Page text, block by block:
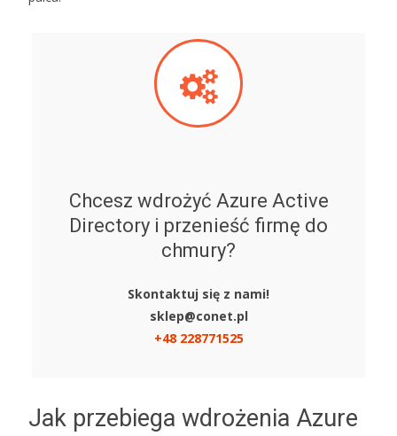
Chcesz wdrożyć Azure Active
Directory i przenieść firmę do
chmury?
Skontaktuj się z nami!
sklep@conet.pl
+48 228771525
Jak przebiega wdrożenia Azure